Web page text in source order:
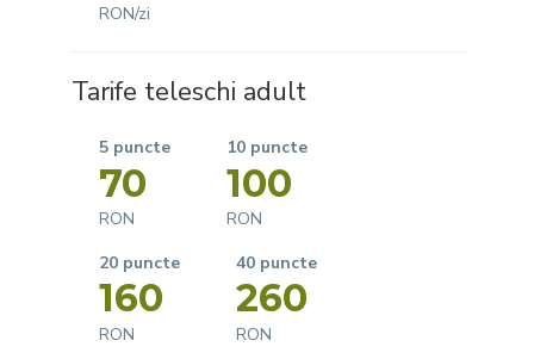
RON/zi
Tarife teleschi adult
5 puncte
70
RON
10 puncte
100
RON
20 puncte
160
RON
40 puncte
260
RON